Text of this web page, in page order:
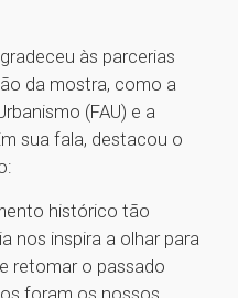
às parcerias
da mostra, como a
(FAU) e a
sua fala, destacou o
histórico tão
nos inspira a olhar para
retomar o passado